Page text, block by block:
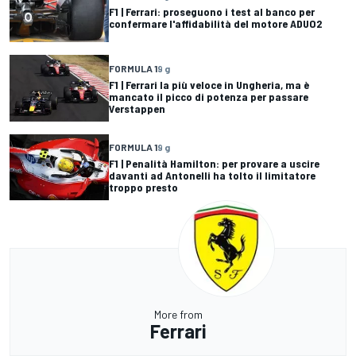
F1 | Ferrari: proseguono i test al banco per
confermare l'affidabilità del motore ADUO2
FORMULA 19 g
F1 | Ferrari la più veloce in Ungheria, ma è
mancato il picco di potenza per passare
Verstappen
FORMULA 19 g
F1 | Penalità Hamilton: per provare a uscire
davanti ad Antonelli ha tolto il limitatore
troppo presto
More from
Ferrari